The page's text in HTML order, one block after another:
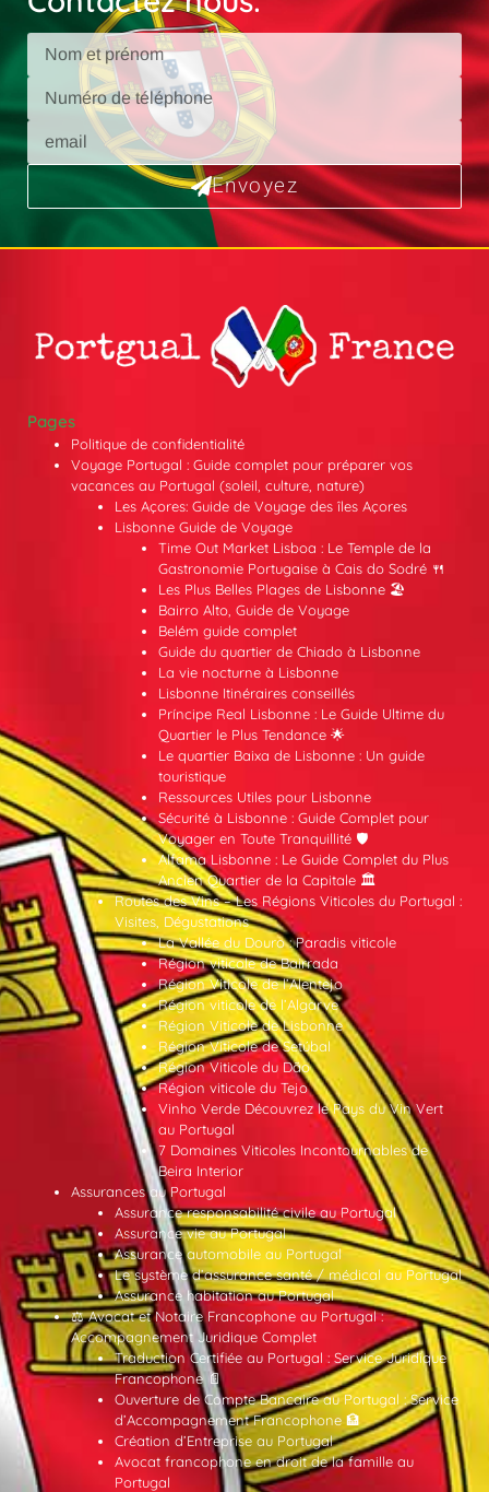
Envoyez
Pages
Politique de confidentialité
Voyage Portugal : Guide complet pour préparer vos
vacances au Portugal (soleil, culture, nature)
Les Açores: Guide de Voyage des îles Açores
Lisbonne Guide de Voyage
Time Out Market Lisboa : Le Temple de la
Gastronomie Portugaise à Cais do Sodré 🍴
Les Plus Belles Plages de Lisbonne 🏖️
Bairro Alto, Guide de Voyage
Belém guide complet
Guide du quartier de Chiado à Lisbonne
La vie nocturne à Lisbonne
Lisbonne Itinéraires conseillés
Príncipe Real Lisbonne : Le Guide Ultime du
Quartier le Plus Tendance 🌟
Le quartier Baixa de Lisbonne : Un guide
touristique
Ressources Utiles pour Lisbonne
Sécurité à Lisbonne : Guide Complet pour
Voyager en Toute Tranquillité 🛡️
Alfama Lisbonne : Le Guide Complet du Plus
Ancien Quartier de la Capitale 🏛️
Routes des Vins – Les Régions Viticoles du Portugal :
Visites, Dégustations
La Vallée du Douro : Paradis viticole
Région viticole de Bairrada
Région Viticole de l’Alentejo
Région viticole de l’Algarve
Région Viticole de Lisbonne
Région Viticole de Setúbal
Région Viticole du Dão
Région viticole du Tejo
Vinho Verde Découvrez le Pays du Vin Vert
au Portugal
7 Domaines Viticoles Incontournables de
Beira Interior
Assurances au Portugal
Assurance responsabilité civile au Portugal
Assurance vie au Portugal
Assurance automobile au Portugal
Le système d’assurance santé / médical au Portugal
Assurance habitation au Portugal
⚖️ Avocat et Notaire Francophone au Portugal :
Accompagnement Juridique Complet
Traduction Certifiée au Portugal : Service Juridique
Francophone 📄
Ouverture de Compte Bancaire au Portugal : Service
d’Accompagnement Francophone 🏦
Création d’Entreprise au Portugal
Avocat francophone en droit de la famille au
Portugal